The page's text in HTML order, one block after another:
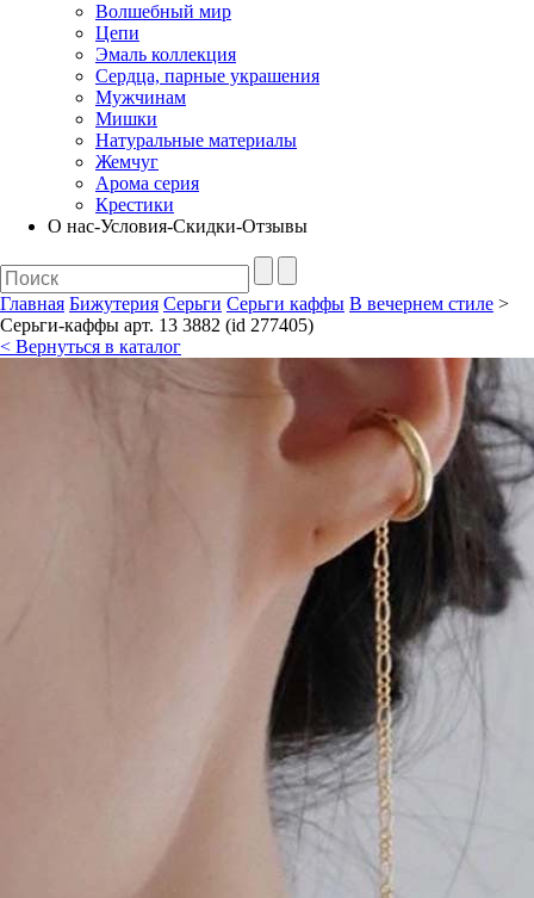
Волшебный мир
Цепи
Эмаль коллекция
Сердца, парные украшения
Мужчинам
Мишки
Натуральные материалы
Жемчуг
Арома серия
Крестики
О нас-Условия-Скидки-Отзывы
Главная Бижутерия Серьги Серьги каффы В вечернем стиле >
Серьги-каффы арт. 13 3882 (id 277405)
< Вернуться в каталог